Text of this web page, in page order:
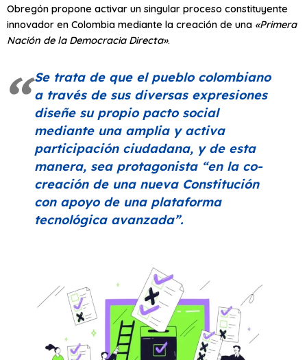
Obregón propone activar un singular proceso constituyente
innovador en Colombia mediante la creación de una «Primera
Nación de la Democracia Directa».
Se trata de que el pueblo colombiano
a través de sus diversas expresiones
diseñe su propio pacto social
mediante una amplia y activa
participación ciudadana, y de esta
manera, sea protagonista “en la co-
creación de una nueva Constitución
con apoyo de una plataforma
tecnológica avanzada”.